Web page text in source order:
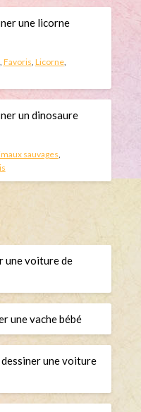
une licorne
, Favoris, Licorne,
un dinosaure
sauvages,
une voiture de
une vache bébé
dessiner une voiture